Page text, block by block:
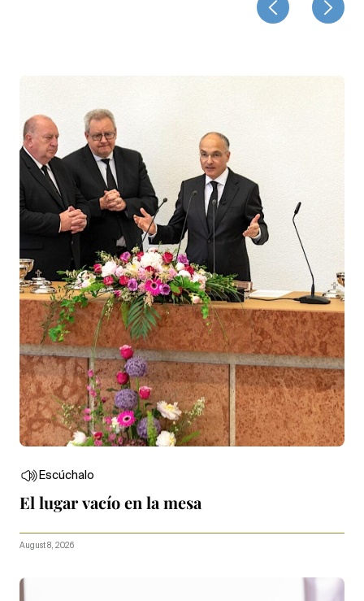
Escúchalo
El lugar vacío en la mesa
August 8, 2026